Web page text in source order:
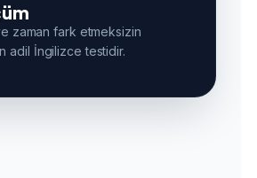
zaman fark etmeksizin
adil İngilizce testidir.